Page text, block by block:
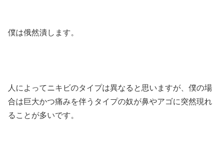
僕は俄然潰します。
人によってニキビのタイプは異なると思いますが、僕の場
合は巨大かつ痛みを伴うタイプの奴が鼻やアゴに突然現れ
ることが多いです。